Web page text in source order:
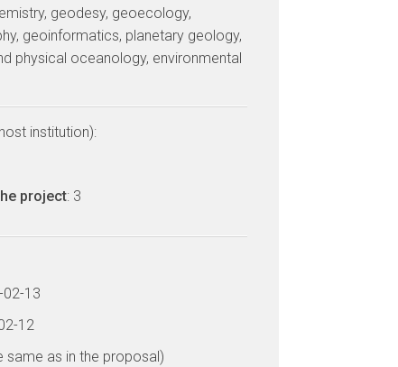
geodesy, geoecology,
geoinformatics, planetary geology,
physical oceanology, environmental
institution):
project: 3
02-13
12
same as in the proposal)